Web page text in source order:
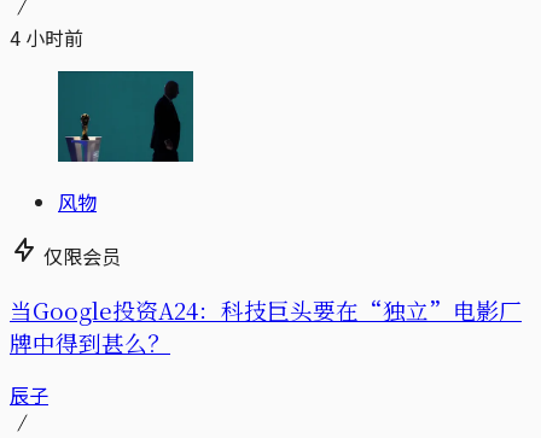
4 小时前
风物
仅限会员
当Google投资A24：科技巨头要在“独立”电影厂
牌中得到甚么？
辰子